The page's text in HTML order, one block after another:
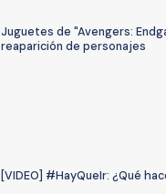
Juguetes de "Avengers:
reaparición de personajes
[VIDEO] #HayQueIr: ¿Qué